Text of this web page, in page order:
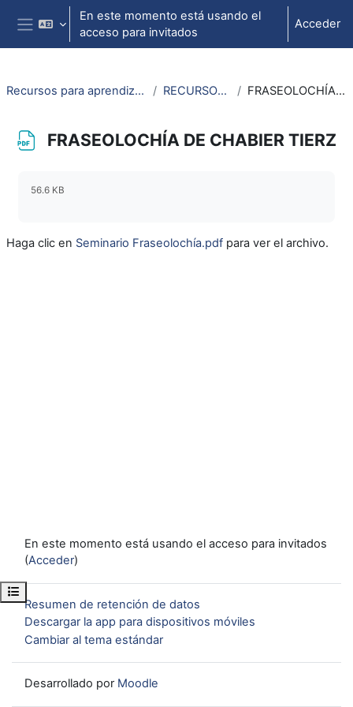
Salta al contenido principal
Panel lateral
En este momento está usando el
acceso para invitados
Acceder
Abrir índice del curso
Recursos para aprendizaje de lengua aragonesa RECURSOS DIDACTICOS FRASEOLOCHÍA DE CHABIER TIERZ
FRASEOLOCHÍA DE CHABIER TIERZ
56.6 KB
Haga clic en Seminario Fraseolochía.pdf para ver el archivo.
En este momento está usando el acceso para invitados
(Acceder)
Resumen de retención de datos
Descargar la app para dispositivos móviles
Cambiar al tema estándar
Desarrollado por Moodle